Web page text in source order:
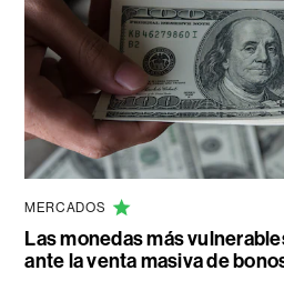
MERCADOS
Las monedas más
ante la venta masiva de